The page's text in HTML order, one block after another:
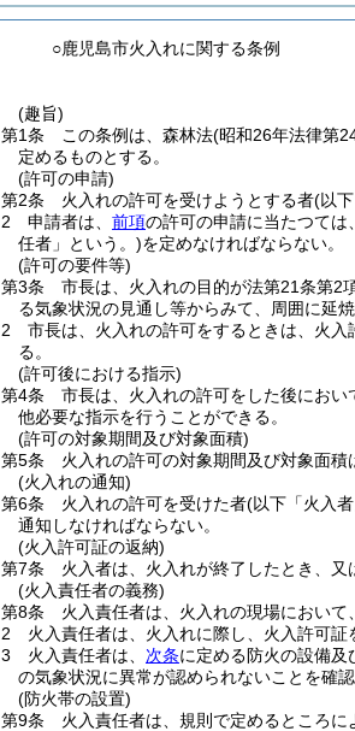
○鹿児島市火入れに関する条例
(趣旨)
第1条
この条例は、森林法(昭和26年法律第
定めるものとする。
(許可の申請)
第2条
火入れの許可を受けようとする者(以
2
申請者は、 前項の許可の申請に当たつて
任者」という。)を定めなければならない。
(許可の要件等)
第3条
市長は、火入れの目的が法第21条第2
る気象状況の見通し等からみて、周囲に延
2
市長は、火入れの許可をするときは、火入
る。
(許可後における指示)
第4条
市長は、火入れの許可をした後にお
他必要な指示を行うことができる。
(許可の対象期間及び対象面積)
第5条
火入れの許可の対象期間及び対象面積
(火入れの通知)
第6条
火入れの許可を受けた者(以下「火入
通知しなければならない。
(火入許可証の返納)
第7条
火入者は、火入れが終了したとき、
(火入責任者の義務)
第8条
火入責任者は、火入れの現場において
2
火入責任者は、火入れに際し、火入許可証
3
火入責任者は、 次条に定める防火の設備及
の気象状況に異常が認められないことを確
(防火帯の設置)
第9条
火入責任者は、規則で定めるところ